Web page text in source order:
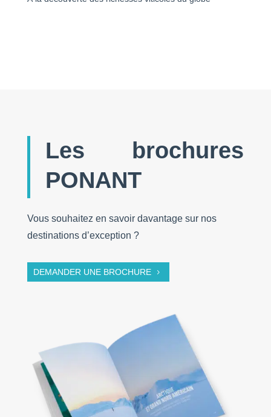
Les brochures
PONANT
Vous souhaitez en savoir davantage sur nos
destinations d’exception ?
DEMANDER UNE BROCHURE